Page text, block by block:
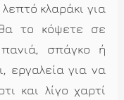
κλαράκι για
το κόψετε σε
πανιά, σπάγκο ή
εργαλεία για να
και λίγο χαρτί